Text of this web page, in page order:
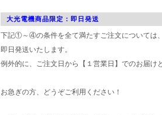
大光電機商品限定：即日発送
下記①～④の条件を全て満たすご注文については
即日発送いたします。
例外的に、ご注文日から【１営業日】でのお届け
お急ぎの方、どうぞご利用ください！